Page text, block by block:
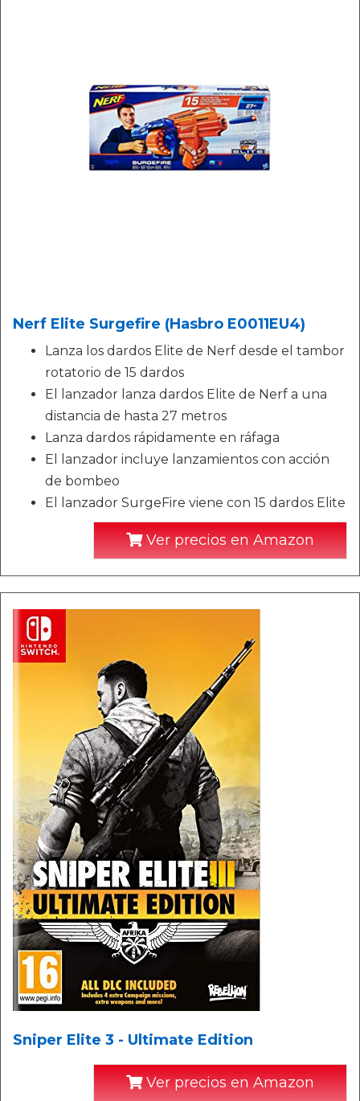
Nerf Elite Surgefire (Hasbro E0011EU4)
Lanza los dardos Elite de Nerf desde el tambor
rotatorio de 15 dardos
El lanzador lanza dardos Elite de Nerf a una
distancia de hasta 27 metros
Lanza dardos rápidamente en ráfaga
El lanzador incluye lanzamientos con acción
de bombeo
El lanzador SurgeFire viene con 15 dardos Elite
Ver precios en Amazon
Sniper Elite 3 - Ultimate Edition
Ver precios en Amazon